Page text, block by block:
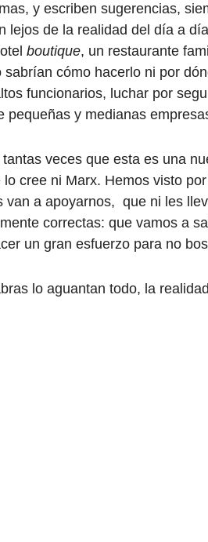
y escriben sugerencias,
lejos de la realidad del día a
boutique, un restaurante
sabrían cómo hacerlo ni por
funcionarios, luchar por
pequeñas y medianas
veces que esta es una
cree ni Marx. Hemos visto
van a apoyarnos, que ni les
correctas: que vamos a
un gran esfuerzo para no
lo aguantan todo, la